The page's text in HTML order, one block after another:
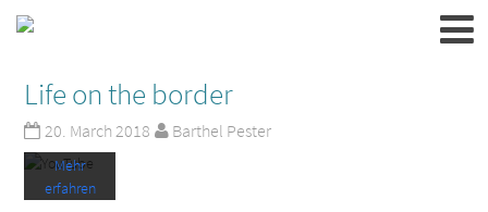
Life on the border
20. March 2018 Barthel Pester
utzerkläru
YouTube.
Mehr
erfahren